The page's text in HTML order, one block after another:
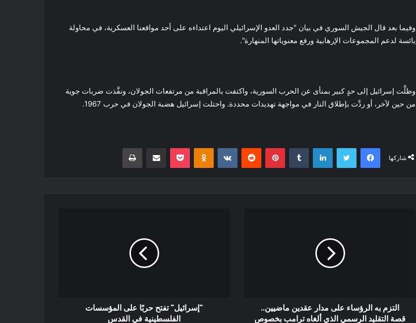
وفيما بعد قال الجيش السوري في بيان "جدد العدو الإسرائيلي اليوم اعتداءه على أحد مواقعنا العسكرية، في محاولة
يائسة لدعم المجموعات الإرهابية ورفع معنوياتها المنهارة".
وظلَّت إسرائيل إلى حدٍ كبير بمنأى عن الحرب السورية، واكتفت بالمراقبة من مرتفعات الجولان، ونفَّذت ضربات جوية
من حين لآخر، أو ردَّت بإطلاق النار في مواجهة تهديدات محددة. واحتلت إسرائيل هضبة الجولان في حرب 1967.
شاركها
فيسبوك لينكدإن بينتيريست
التزم به الرؤساء على مدار عقدين ماضيين..
قصة التقليد الرسمي الذي ألغاه ترامب بخصوص
"إسرائيل" تفتح حربًا على المؤسسات
الفلسطينية في القدس